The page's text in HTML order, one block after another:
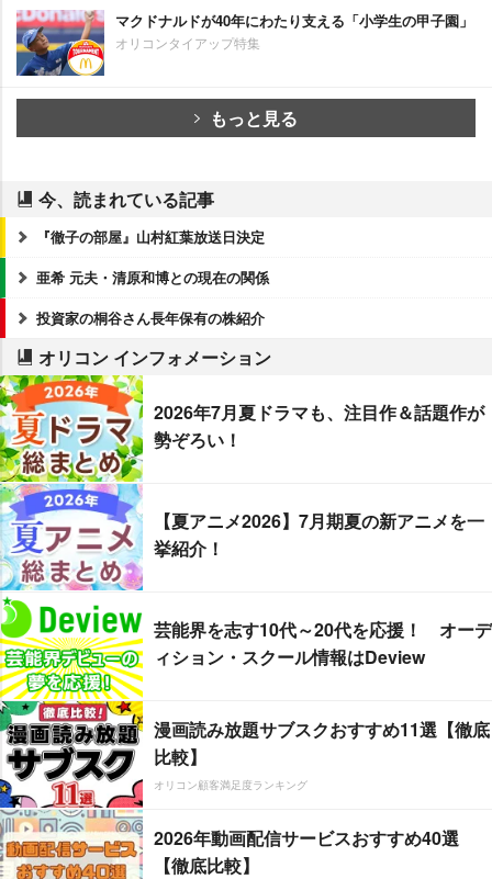
マクドナルドが40年にわたり支える「小学生の甲子園」
オリコンタイアップ特集
もっと見る
今、読まれている記事
『徹子の部屋』山村紅葉放送日決定
亜希 元夫・清原和博との現在の関係
投資家の桐谷さん長年保有の株紹介
オリコン インフォメーション
2026年7月夏ドラマも、注目作＆話題作が
勢ぞろい！
【夏アニメ2026】7月期夏の新アニメを一
挙紹介！
芸能界を志す10代～20代を応援！ オーデ
ィション・スクール情報はDeview
漫画読み放題サブスクおすすめ11選【徹底
比較】
オリコン顧客満足度ランキング
2026年動画配信サービスおすすめ40選
【徹底比較】